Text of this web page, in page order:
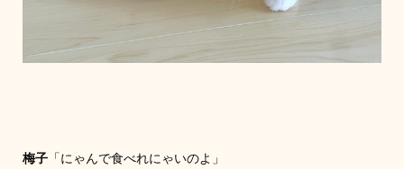
梅子「にゃんで食べれにゃいのよ」